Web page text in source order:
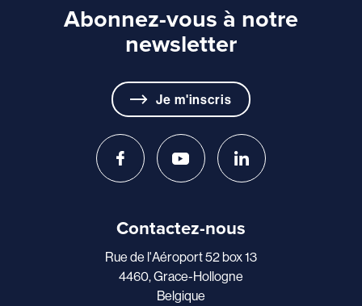
Abonnez-vous à notre
newsletter
Je m'inscris
Contactez-nous
Rue de l'Aéroport 52 box 13
4460, Grace-Hollogne
Belgique